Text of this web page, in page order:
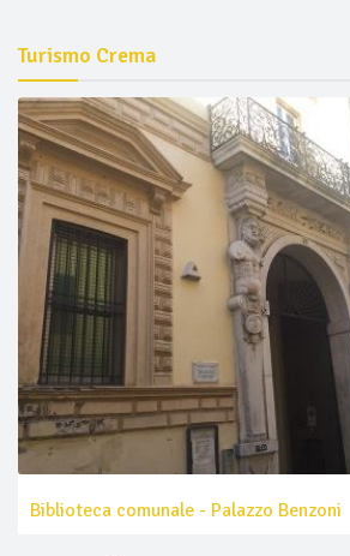
Turismo Crema
Biblioteca comunale - Palazzo Benzoni